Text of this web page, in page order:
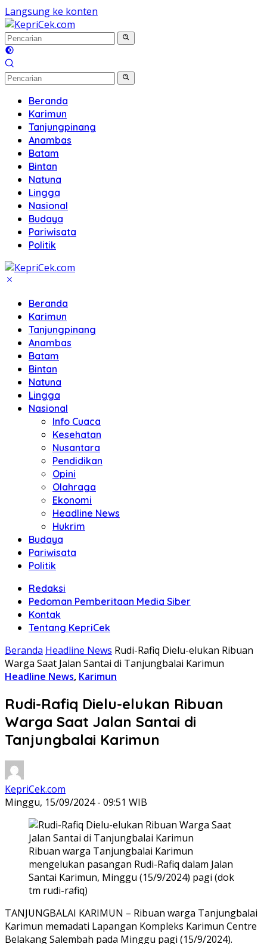
Langsung ke konten
Beranda
Karimun
Tanjungpinang
Anambas
Batam
Bintan
Natuna
Lingga
Nasional
Budaya
Pariwisata
Politik
Beranda
Karimun
Tanjungpinang
Anambas
Batam
Bintan
Natuna
Lingga
Nasional
Info Cuaca
Kesehatan
Nusantara
Pendidikan
Opini
Olahraga
Ekonomi
Headline News
Hukrim
Budaya
Pariwisata
Politik
Redaksi
Pedoman Pemberitaan Media Siber
Kontak
Tentang KepriCek
Beranda Headline News Rudi-Rafiq Dielu-elukan Ribuan
Warga Saat Jalan Santai di Tanjungbalai Karimun
Headline News, Karimun
Rudi-Rafiq Dielu-elukan Ribuan
Warga Saat Jalan Santai di
Tanjungbalai Karimun
KepriCek.com
Minggu, 15/09/2024 - 09:51 WIB
Ribuan warga Tanjungbalai Karimun
mengelukan pasangan Rudi-Rafiq dalam Jalan
Santai Karimun, Minggu (15/9/2024) pagi (dok
tm rudi-rafiq)
TANJUNGBALAI KARIMUN – Ribuan warga Tanjungbalai
Karimun memadati Lapangan Kompleks Karimun Centre
Belakang Salembah pada Minggu pagi (15/9/2024).